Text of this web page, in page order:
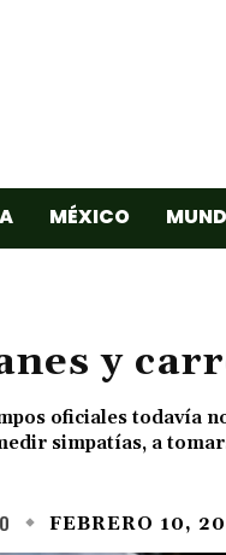
MÉXICO
y
oficiales todavía
simpatías, a
FEBRERO 10,